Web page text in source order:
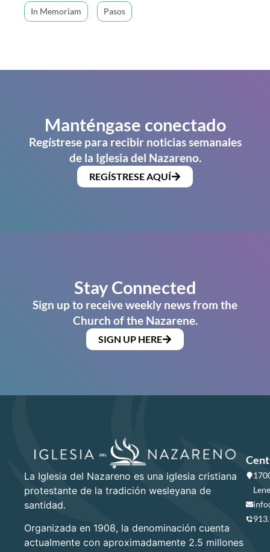
In Memoriam Pasos
Manténgase conectado
Regístrese para recibir noticias semanales
de la Iglesia del Nazareno.
REGÍSTRESE AQUÍ
Stay Connected
Sign up to receive weekly news from the
Church of the Nazarene.
SIGN UP HERE
La Iglesia del Nazareno es una iglesia cristiana
protestante de la tradición wesleyana de
santidad.
Organizada en 1908, la denominación cuenta
actualmente con aproximadamente 2.5 millones